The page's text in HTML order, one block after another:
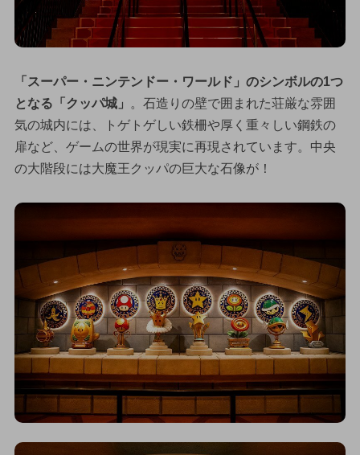
「スーパー・ニンテンドー・ワールド」のシンボルの1つ
となる「クッパ城」
。石造りの壁で囲まれた荘厳な雰囲
気の城内には、トゲトゲしい鉄柵や厚く重々しい鋼鉄の
扉など、ゲームの世界が現実に再現されています。中央
の大階段には大魔王クッパの巨大な石像が！